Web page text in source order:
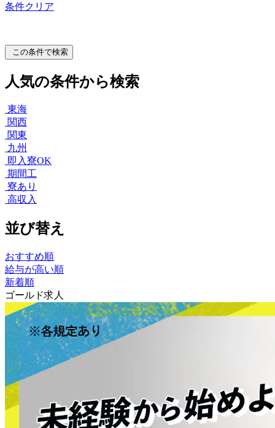
条件クリア
この条件で検索
人気の条件から検索
東海
関西
関東
九州
即入寮OK
期間工
寮あり
高収入
並び替え
おすすめ順
給与が高い順
新着順
ゴールド求人